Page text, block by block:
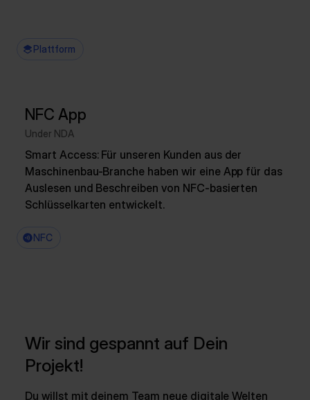
Plattform
NFC App
Under NDA
Smart Access: Für unseren Kunden aus der
Maschinenbau-Branche haben wir eine App für das
Auslesen und Beschreiben von NFC-basierten
Schlüsselkarten entwickelt.
NFC
Wir sind gespannt auf Dein
Projekt!
Du willst mit deinem Team neue digitale Welten